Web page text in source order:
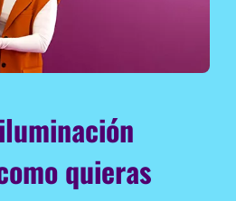
quieras